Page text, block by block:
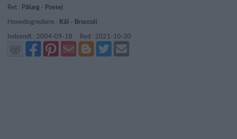
Ret : Pålæg- Postej
Hovedingrediens : Kål - Broccoli
Indsendt : 2004-09-18 Red : 2021-10-30
Del
på
Facebook
Del
på
Pinterest
Send
via
GMail
Del
på
Blogger
Del
på
Twitter
Send
mail